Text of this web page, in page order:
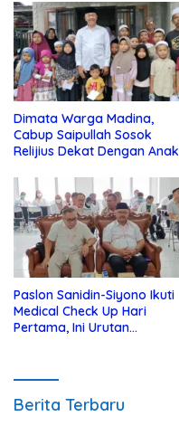
Dimata Warga Madina,
Cabup Saipullah Sosok
Relijius Dekat Dengan Anak
Paslon Sanidin-Siyono Ikuti
Medical Check Up Hari
Pertama, Ini Urutan
Berita Terbaru